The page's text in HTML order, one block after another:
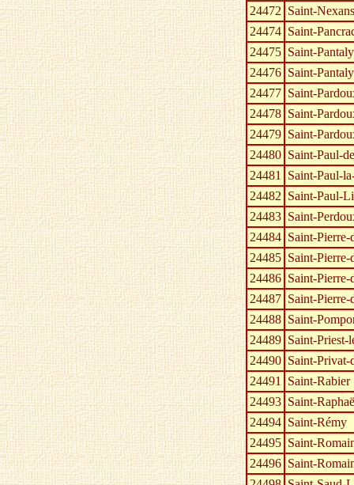
24472 Saint-Nexans
24474 Saint-
24475 Saint-
24476 Saint-
24477 Saint-
24478 Saint-
24479 Saint-
24480 Saint-Paul-
24481 Saint-Paul-
24482 Saint-Paul-
24483 Saint-
24484 Saint-Pierre-
24485 Saint-Pierre-
24486 Saint-Pierre-
24487 Saint-
24488 Saint-
24489 Saint-Priest-
24490 Saint-Privat-
24491 Saint-Rabier
24493 Saint-
24494 Saint-Rémy
24495 Saint-
24496 Saint-